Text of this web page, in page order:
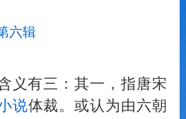
六辑
义有三：其一，指唐宋
说体裁。或认为由六朝